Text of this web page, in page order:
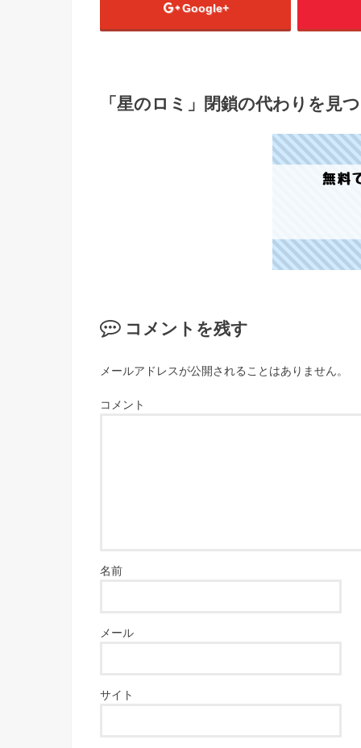
Google+
「星のロミ」閉鎖の代わりを見
コメントを残す
メールアドレスが公開されることはありません。
コメント
名前
メール
サイト